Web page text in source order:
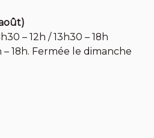
– 12h / 13h30 – 18h
– 18h. Fermée le dimanche